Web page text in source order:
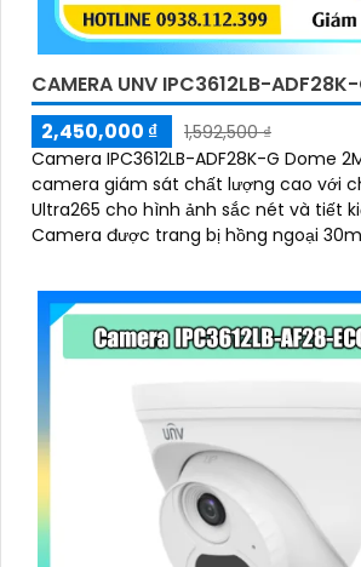
CAMERA UNV IPC3612LB-
2,450,000 ₫
1,592,500 ₫
Camera IPC3612LB-ADF28K-G Dome
camera giám sát chất lượng cao với
Ultra265 cho hình ảnh sắc nét và tiết
Camera được trang bị hồng ngoại
đạt chuẩn chống nước, chống bụi
mọi điều kiện lắp đặt